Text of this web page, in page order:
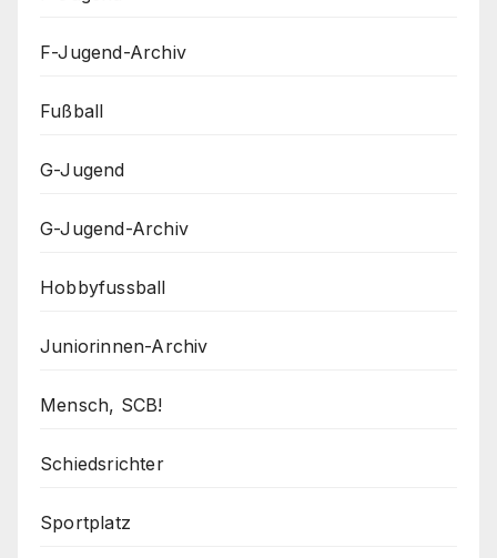
F-Jugend-Archiv
Fußball
G-Jugend
G-Jugend-Archiv
Hobbyfussball
Juniorinnen-Archiv
Mensch, SCB!
Schiedsrichter
Sportplatz